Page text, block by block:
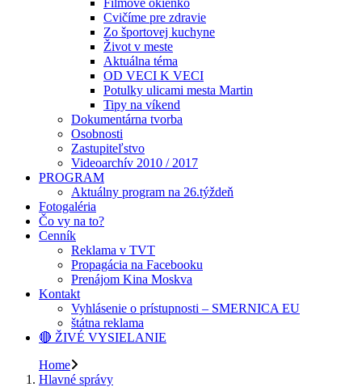
Filmové okienko
Cvičíme pre zdravie
Zo športovej kuchyne
Život v meste
Aktuálna téma
OD VECI K VECI
Potulky ulicami mesta Martin
Tipy na víkend
Dokumentárna tvorba
Osobnosti
Zastupiteľstvo
Videoarchív 2010 / 2017
PROGRAM
Aktuálny program na 26.týždeň
Fotogaléria
Čo vy na to?
Cenník
Reklama v TVT
Propagácia na Facebooku
Prenájom Kina Moskva
Kontakt
Vyhlásenie o prístupnosti – SMERNICA EU
štátna reklama
🔴 ŽIVÉ VYSIELANIE
Home
Hlavné správy